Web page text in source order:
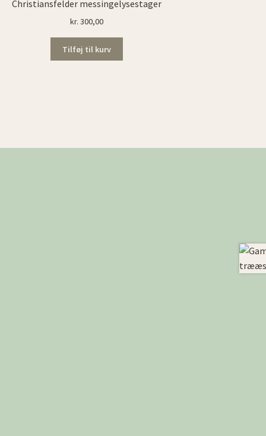
Christiansfelder messingelysestager
kr. 300,00
Tilføj til kurv